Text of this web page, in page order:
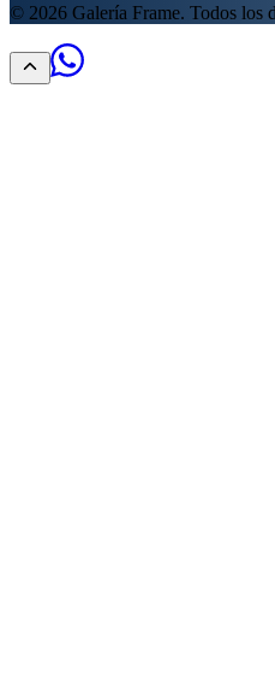
© 2026 Galería Frame. Todos los